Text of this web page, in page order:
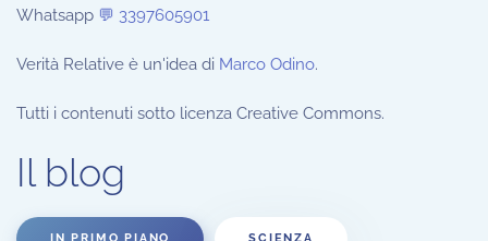
Whatsapp 💬 3397605901
Verità Relative è un'idea di Marco Odino.
Tutti i contenuti sotto licenza Creative Commons.
Il blog